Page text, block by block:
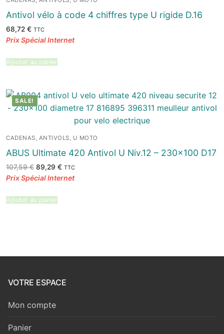
Antivol vélo à code 4 chiffres type U rigide D.16
68,72 € TTC
Ajouter au panier
SALE!
CADENAS, ANTIVOLS, U MOTO
ABUS Ultimate 420 Antivol U Niv.12 – 230×100 D17
107,59€ Le
prix
initial
89,29 €Le
actuel
TTC
Ajouter au panier
VOTRE ESPACE
Mon compte
Panier